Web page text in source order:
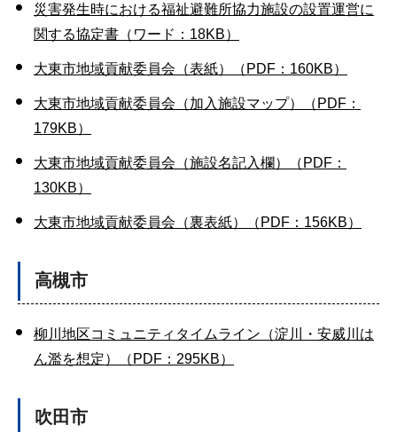
災害発生時における福祉避難所協力施設の設置運営に
関する協定書（ワード：18KB）
大東市地域貢献委員会（表紙）（PDF：160KB）
大東市地域貢献委員会（加入施設マップ）（PDF：
179KB）
大東市地域貢献委員会（施設名記入欄）（PDF：
130KB）
大東市地域貢献委員会（裏表紙）（PDF：156KB）
高槻市
柳川地区コミュニティタイムライン（淀川・安威川は
ん濫を想定）（PDF：295KB）
吹田市